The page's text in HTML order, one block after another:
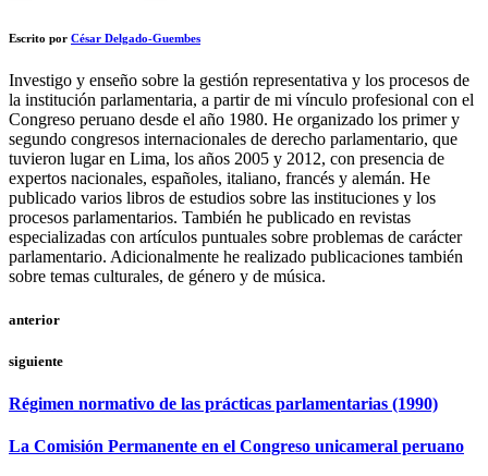
Escrito por César Delgado-Guembes
Investigo y enseño sobre la gestión representativa y los procesos de
la institución parlamentaria, a partir de mi vínculo profesional con el
Congreso peruano desde el año 1980. He organizado los primer y
segundo congresos internacionales de derecho parlamentario, que
tuvieron lugar en Lima, los años 2005 y 2012, con presencia de
expertos nacionales, españoles, italiano, francés y alemán. He
publicado varios libros de estudios sobre las instituciones y los
procesos parlamentarios. También he publicado en revistas
especializadas con artículos puntuales sobre problemas de carácter
parlamentario. Adicionalmente he realizado publicaciones también
sobre temas culturales, de género y de música.
anterior
siguiente
Régimen normativo de las prácticas parlamentarias (1990)
La Comisión Permanente en el Congreso unicameral peruano